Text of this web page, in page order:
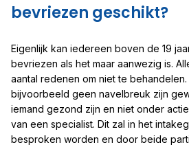
bevriezen geschikt?
Eigenlijk kan iedereen boven de 19
bevriezen als het maar aanwezig is.
aantal redenen om niet te
bijvoorbeeld geen navelbreuk zijn
iemand gezond zijn en niet onder
van een specialist. Dit zal in het
besproken worden en door beide